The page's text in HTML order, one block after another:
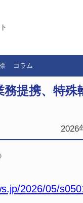
コラム
務提携、特殊
2026
2026/05/